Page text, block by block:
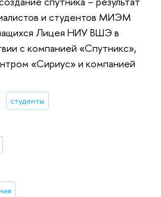
и студентов МИЭМ
Лицея НИУ ВШЭ в
с компанией «Спутникс»,
«Сириус» и компанией
студенты